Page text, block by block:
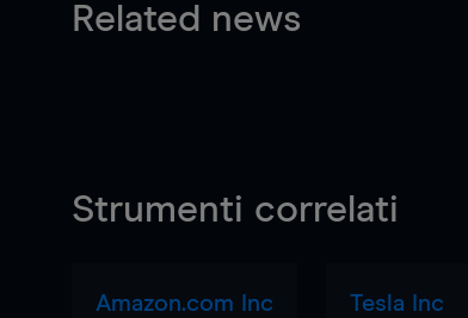
Related news
Strumenti correlati
Amazon.com Inc Tesla Inc